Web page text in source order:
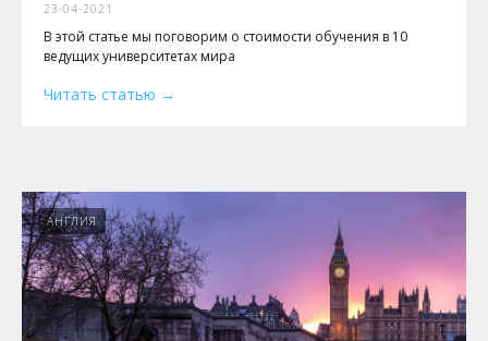
23-04-2021
В этой статье мы поговорим о стоимости обучения в 10
ведущих университетах мира
Читать статью
АНГЛИЯ